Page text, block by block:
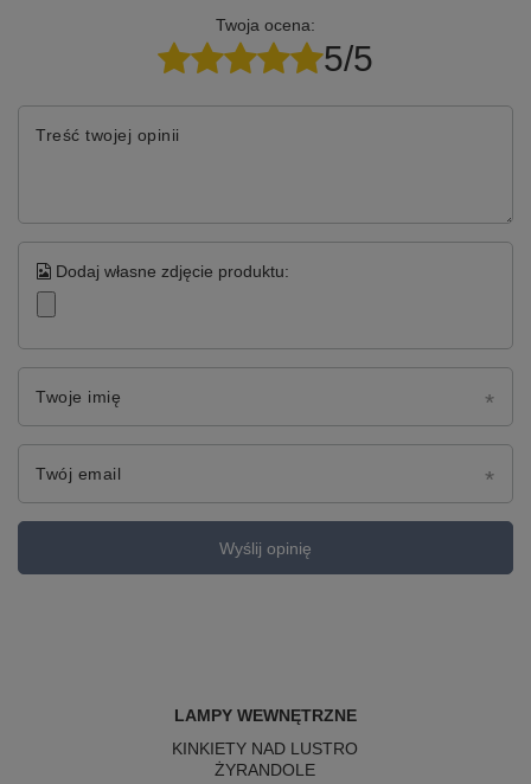
Twoja ocena:
5/5
Treść twojej opinii
Dodaj własne zdjęcie produktu:
Twoje imię
Twój email
Wyślij opinię
LAMPY WEWNĘTRZNE
KINKIETY NAD LUSTRO
ŻYRANDOLE